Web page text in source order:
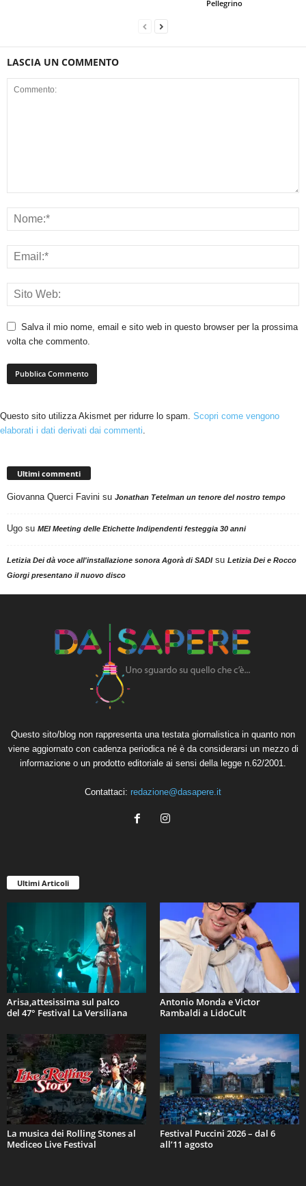
Pellegrino
LASCIA UN COMMENTO
Salva il mio nome, email e sito web in questo browser per la prossima
volta che commento.
Questo sito utilizza Akismet per ridurre lo spam. Scopri come vengono
elaborati i dati derivati dai commenti.
Ultimi commenti
Giovanna Querci Favini su Jonathan Tetelman un tenore del nostro tempo
Ugo su MEI Meeting delle Etichette Indipendenti festeggia 30 anni
Letizia Dei dà voce all'installazione sonora Agorà di SADIsu Letizia Dei e Rocco
Giorgi presentano il nuovo disco
Questo sito/blog non rappresenta una testata giornalistica in quanto non
viene aggiornato con cadenza periodica né è da considerarsi un mezzo di
informazione o un prodotto editoriale ai sensi della legge n.62/2001.
Contattaci: redazione@dasapere.it
Ultimi Articoli
Arisa,attesissima sul palco
del 47° Festival La Versiliana
Antonio Monda e Victor
Rambaldi a LidoCult
La musica dei Rolling Stones al
Mediceo Live Festival
Festival Puccini 2026 – dal 6
all’11 agosto